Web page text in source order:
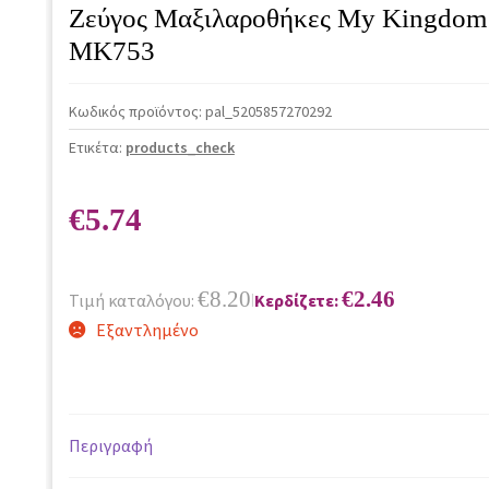
Ζεύγος Μαξιλαροθήκες My
MK753
Κωδικός προϊόντος: pal_5205857270292
Ετικέτα: products_check
€5.74
Τιμή καταλόγου: €8.20|Κερδίζετε:€2.46
Εξαντλημένο
Περιγραφή